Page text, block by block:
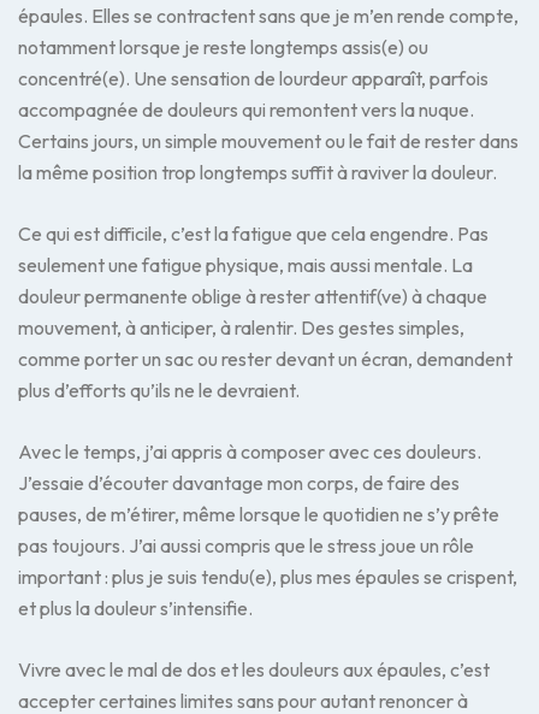
épaules. Elles se contractent sans que je m’en rende compte,
notamment lorsque je reste longtemps assis(e) ou
concentré(e). Une sensation de lourdeur apparaît, parfois
accompagnée de douleurs qui remontent vers la nuque.
Certains jours, un simple mouvement ou le fait de rester dans
la même position trop longtemps suffit à raviver la douleur.
Ce qui est difficile, c’est la fatigue que cela engendre. Pas
seulement une fatigue physique, mais aussi mentale. La
douleur permanente oblige à rester attentif(ve) à chaque
mouvement, à anticiper, à ralentir. Des gestes simples,
comme porter un sac ou rester devant un écran, demandent
plus d’efforts qu’ils ne le devraient.
Avec le temps, j’ai appris à composer avec ces douleurs.
J’essaie d’écouter davantage mon corps, de faire des
pauses, de m’étirer, même lorsque le quotidien ne s’y prête
pas toujours. J’ai aussi compris que le stress joue un rôle
important : plus je suis tendu(e), plus mes épaules se crispent,
et plus la douleur s’intensifie.
Vivre avec le mal de dos et les douleurs aux épaules, c’est
accepter certaines limites sans pour autant renoncer à